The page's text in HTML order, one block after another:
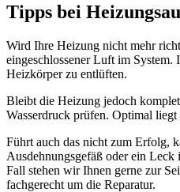
Tipps bei
Wird Ihre Heizung nicht mehr
eingeschlossener Luft im System.
Heizkörper zu entlüften.
Bleibt die Heizung jedoch
Wasserdruck prüfen. Optimal liegt
Führt auch das nicht zum Erfolg,
Ausdehnungsgefäß oder ein
Fall stehen wir Ihnen gerne zur
fachgerecht um die Reparatur.